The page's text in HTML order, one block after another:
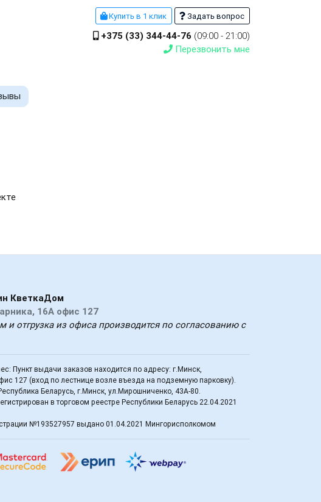
Купить в 1 клик Задать вопрос
+375 (33) 344-44-76 (09:00 - 21:00)
Перезвонить мне
КветкаДом
16А офис 127
и отгрузка из офиса производится по согласованию с
Пункт выдачи заказов находится по адресу: г.Минск,
127 (вход по лестнице возле въезда на подземную парковку).
Беларусь, г.Минск, ул.Мирошниченко, 43А-80.
в торговом реестре Республики Беларусь 22.04.2021
№193527957 выдано 01.04.2021 Мингорисполкомом